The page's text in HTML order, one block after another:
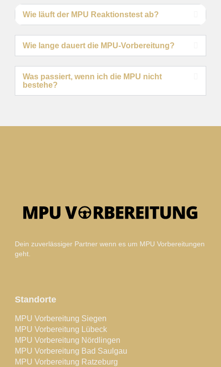
Wie läuft der MPU Reaktionstest ab?
Wie lange dauert die MPU-Vorbereitung?
Was passiert, wenn ich die MPU nicht
bestehe?
Dein zuverlässiger Partner wenn es um MPU Vorbereitungen
geht.
Standorte
MPU Vorbereitung Siegen
MPU Vorbereitung Lübeck
MPU Vorbereitung Nördlingen
MPU Vorbereitung Bad Saulgau
MPU Vorbereitung Ratzeburg